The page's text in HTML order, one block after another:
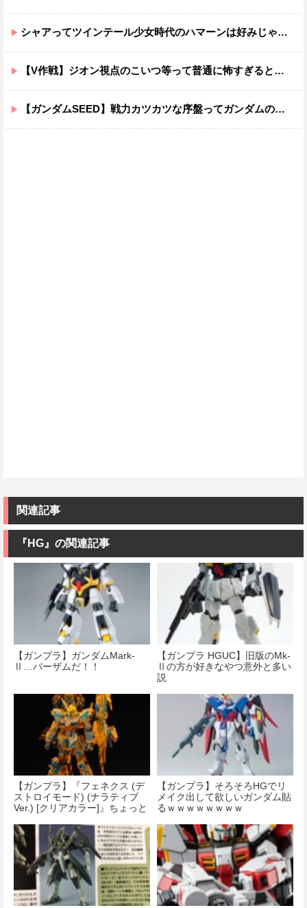
シャアってツインテール少女時代のハマーンは好みじゃなかったの？
【V作戦】ジオン視点のこいつ等って普通に怖すぎると思う…
【ガンダムSEED】戦力カツカツな序盤ってガンダムの中だと割と珍しい気がする
関連記事
『HG』の関連記事
【ガンプラ】ガンダムMark-
Ⅱ…バーザムだ！！
【ガンプラ HGUC】旧版のMk-
Ⅱの方が好きなやつ意外と多い
説
【ガンプラ】『フェネクス (デ
ストロイモード) (ナラティブ
Ver.) [クリアカラー]』ちょっと
【ガンプラ】そろそろHGでリ
メイク出して欲しいガンダム貼
るｗｗｗｗｗｗｗｗ